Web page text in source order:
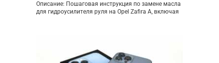
Описание: Пошаговая инструкция по замене масла
для гидроусилителя руля на Opel Zafira A, включая